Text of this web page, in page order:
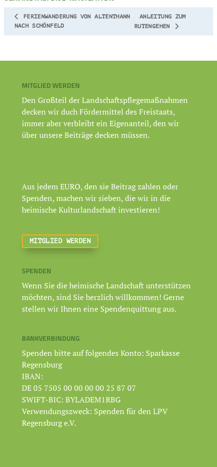
FERIENWANDERUNG VON ALTENTHANN
NACH SCHÖNFELD
ANLEITUNG ZUM
RUTENGEHEN
MITGLIED WERDEN
Den Großteil der Landschaftspflegemaßnahmen
decken wir duch Fördermittel des Freistaats,
immer aber verbleibt ein Eigenanteil, den wir
über unsere Beiträge decken müssen.
Aus jedem EURO, den sie Beitrag zahlen oder
Spenden, machen wir sieben, die wir in die
heimische Kulturlandschaft investieren!
MITGLIED WERDEN
SPENDEN
Wenn Sie die heimische Landschaft unterstützen
möchten, sind Sie herzlich willkommen! Gerne
stellen wir Ihnen eine Spendenquittung aus.
BANKVERBINDUNG
Spenden bitte auf folgendes Konto: Sparkasse
Regensburg
IBAN:
DE 05 7505 00 00 00 00 25 87 07
SWIFT-BIC: BYLADEM1RBG
Verwendungszweck: Spenden für den LPV
Regensburg e.V.